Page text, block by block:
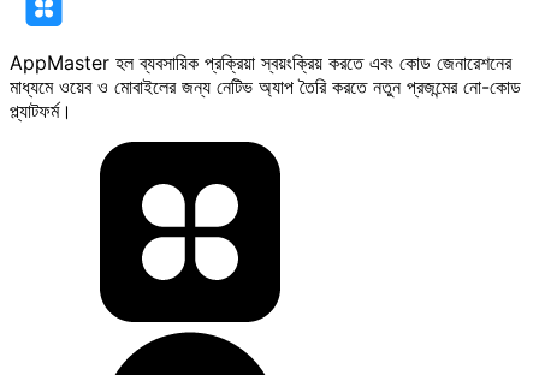
AppMaster হল ব্যবসায়িক প্রক্রিয়া স্বয়ংক্রিয় করতে এবং কোড জেনারেশনের
মাধ্যমে ওয়েব ও মোবাইলের জন্য নেটিভ অ্যাপ তৈরি করতে নতুন প্রজন্মের নো-কোড
প্ল্যাটফর্ম।